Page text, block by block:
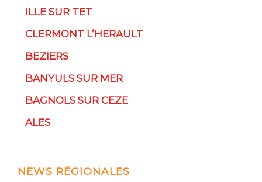
ILLE SUR TET
CLERMONT L’HERAULT
BEZIERS
BANYULS SUR MER
BAGNOLS SUR CEZE
ALES
NEWS RÉGIONALES